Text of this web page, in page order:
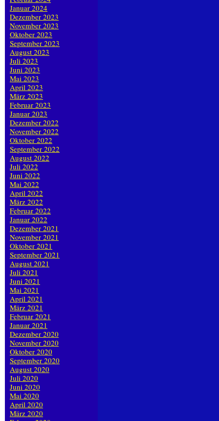
Januar 2024
Dezember 2023
November 2023
Oktober 2023
September 2023
August 2023
Juli 2023
Juni 2023
Mai 2023
April 2023
März 2023
Februar 2023
Januar 2023
Dezember 2022
November 2022
Oktober 2022
September 2022
August 2022
Juli 2022
Juni 2022
Mai 2022
April 2022
März 2022
Februar 2022
Januar 2022
Dezember 2021
November 2021
Oktober 2021
September 2021
August 2021
Juli 2021
Juni 2021
Mai 2021
April 2021
März 2021
Februar 2021
Januar 2021
Dezember 2020
November 2020
Oktober 2020
September 2020
August 2020
Juli 2020
Juni 2020
Mai 2020
April 2020
März 2020